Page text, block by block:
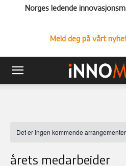
Norges ledende
Meld deg på vårt
Det er ingen kommende arrangementer.
årets medarbeider